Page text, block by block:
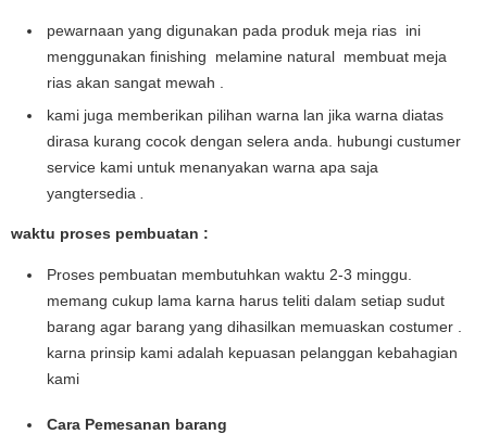
pewarnaan yang digunakan pada produk meja rias ini
menggunakan finishing melamine natural membuat meja
rias akan sangat mewah .
kami juga memberikan pilihan warna lan jika warna diatas
dirasa kurang cocok dengan selera anda. hubungi custumer
service kami untuk menanyakan warna apa saja
yangtersedia
waktu proses pembuatan :
Proses pembuatan membutuhkan waktu 2-3 minggu.
memang cukup lama karna harus teliti dalam setiap sudut
barang agar barang yang dihasilkan memuaskan costumer .
karna prinsip kami adalah kepuasan pelanggan kebahagian
kami
Cara Pemesanan barang